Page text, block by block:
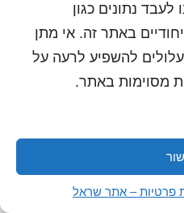
לעבד נתונים כגון
באתר זה. אי מתן
להשפיע לרעה על
מסוימות באתר.
פרטיות – אתר שראל
כל הזכויות שמורות לשראל 2018 | עיצוב ותכנות: סטודיו